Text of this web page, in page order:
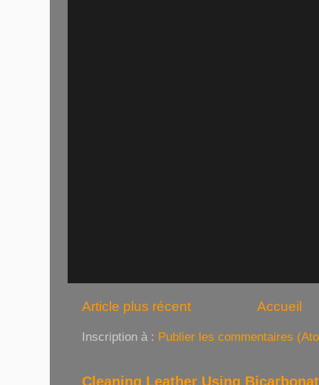
Article plus récent Accueil
Inscription à : Publier les commentaires
Cleaning Leather Using